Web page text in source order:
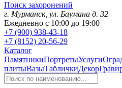
Поиск захоронений
г. Мурманск, ул. Баумана д. 32
Ежедневно с 10:00 до 19:00
+7 (900) 938-43-18
+7 (8152) 20-56-29
Каталог
ПамятникиПортретыУслуги
плитыВазыТабличкиДекор